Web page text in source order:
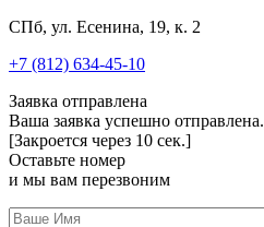
СПб, ул. Есенина, 19, к. 2
+7 (812) 634-45-10
Заявка отправлена
Ваша заявка успешно отправлена.
[Закроется через 10 сек.]
Оставьте номер
и мы вам перезвоним